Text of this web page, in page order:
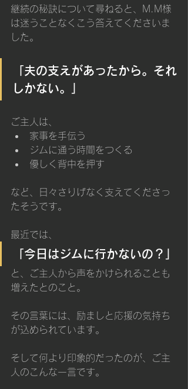
継続の秘訣について尋ねると、M.M様
は迷うことなくこう答えてくださいま
した。
「夫の支えがあったから。それ
しかない。」
ご主人は、
家事を手伝う
ジムに通う時間をつくる
優しく背中を押す
など、日々さりげなく支えてくださっ
たそうです。
最近では、
「今日はジムに行かないの？」
と、ご主人から声をかけられることも
増えたとのこと。
その言葉には、励ましと応援の気持ち
が込められています。
そして何より印象的だったのが、ご主
人のこんな一言です。